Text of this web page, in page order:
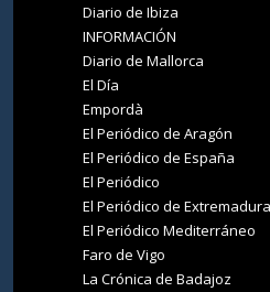
Diario de Ibiza
INFORMACIÓN
Diario de Mallorca
El Día
Empordà
El Periódico de Aragón
El Periódico de España
El Periódico
El Periódico de Extremadura
El Periódico Mediterráneo
Faro de Vigo
La Crónica de Badajoz